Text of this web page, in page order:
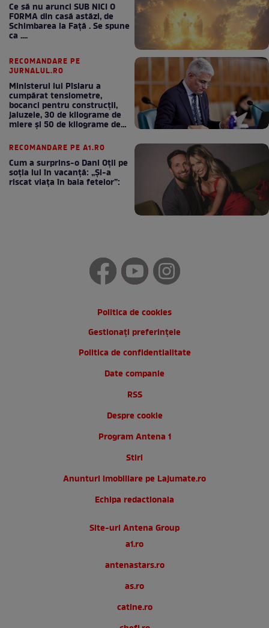
Ce să nu arunci SUB NICI O
FORMA din casă astăzi, de
Schimbarea la Față . Se spune
ca ....
RECOMANDARE PE
JURNALUL.RO
Ministerul lui Pîslaru a
cumpărat tensiometre,
bocanci pentru construcții,
jaluzele, 30 de kilograme de
miere și 50 de kilograme de
RECOMANDARE PE A1.RO
Cum a surprins-o Dani Oțil pe
soția lui în vacanță: „Și-a
riscat viața în baia fetelor”:
Politica de cookies
Gestionați preferințele
Politica de confidentialitate
Date companie
RSS
Despre cookie
Program Antena 1
Stiri
Anunturi imobiliare pe Lajumate.ro
Echipa redactionala
Site-uri Antena Group
a1.ro
antenastars.ro
as.ro
catine.ro